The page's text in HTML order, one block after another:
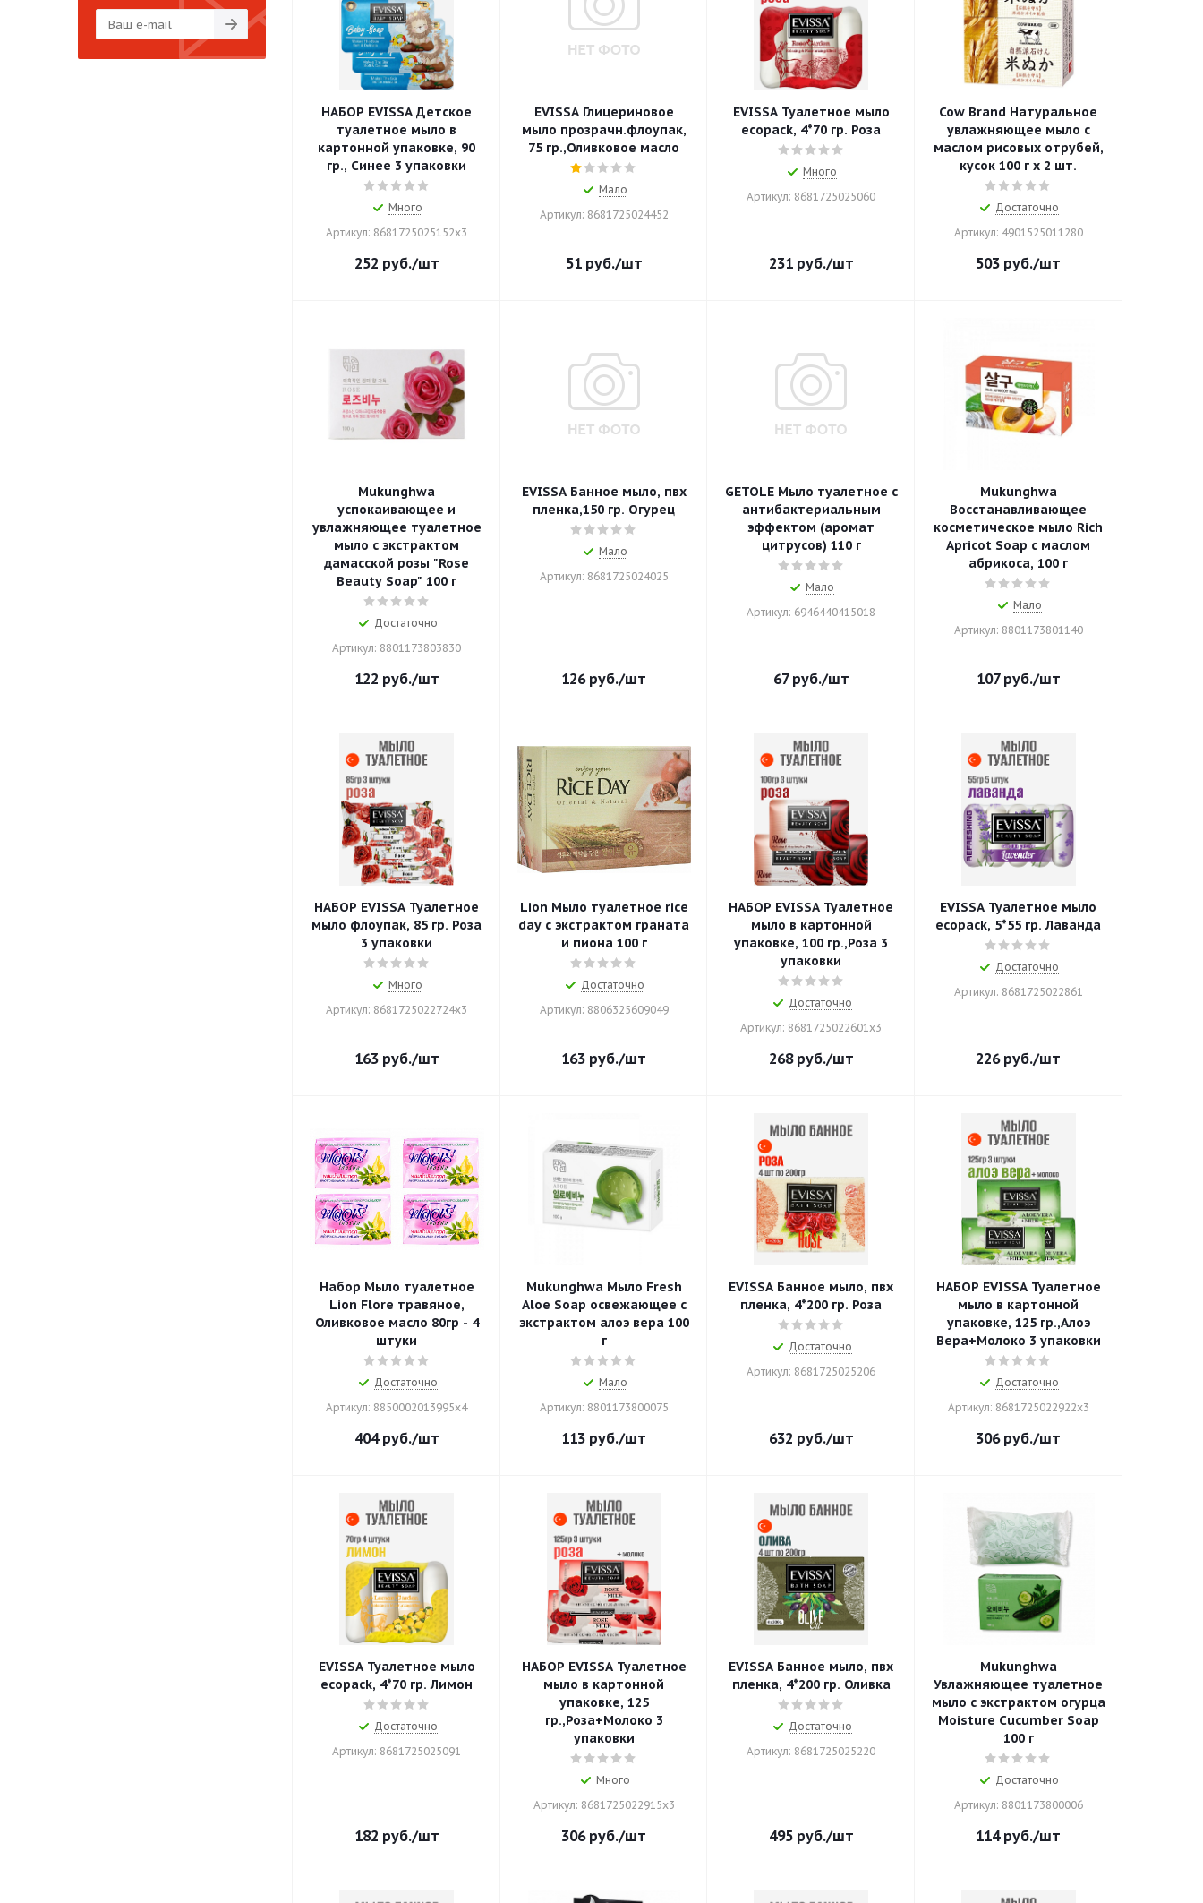
НАБОР EVISSA Детское
туалетное мыло в
картонной упаковке, 90
гр., Синее 3 упаковки
Много
Артикул: 8681725025152x3
252 руб./шт
EVISSA Глицериновое
мыло прозрачн.флоупак,
75 гр.,Оливковое масло
Мало
Артикул: 8681725024452
51руб./шт
EVISSA Туалетное мыло
ecopack, 4*70 гр. Роза
Много
Артикул: 8681725025060
231руб./шт
Cow Brand Натуральное
увлажняющее мыло с
маслом рисовых отрубей,
кусок 100 г х 2 шт.
Достаточно
Артикул: 4901525011280
503 руб./шт
Mukunghwa
успокаивающее и
увлажняющее туалетное
мыло с экстрактом
дамасской розы "Rose
Beauty Soap" 100 г
Достаточно
Артикул: 8801173803830
122 руб./шт
EVISSA Банное мыло, пвх
пленка,150 гр. Огурец
Мало
Артикул: 8681725024025
126руб./шт
GETOLE Мыло туалетное с
антибактериальным
эффектом (аромат
цитрусов) 110 г
Мало
Артикул: 6946440415018
67руб./шт
Mukunghwa
Восстанавливающее
косметическое мыло Rich
Apricot Soap с маслом
абрикоса, 100 г
Мало
Артикул: 8801173801140
107руб./шт
НАБОР EVISSA Туалетное
мыло флоупак, 85 гр. Роза
3 упаковки
Много
Артикул: 8681725022724x3
163руб./шт
Lion Mыло туалетное rice
day с экстрактом граната
и пиона 100 г
Достаточно
Артикул: 8806325609049
163 руб./шт
НАБОР EVISSA Туалетное
мыло в картонной
упаковке, 100 гр.,Роза 3
упаковки
Достаточно
Артикул: 8681725022601x3
268руб./шт
EVISSA Туалетное мыло
ecopack, 5*55 гр. Лаванда
Достаточно
Артикул: 8681725022861
226руб./шт
Набор Мыло туалетное
Lion Flore травяное,
Оливковое масло 80гр - 4
штуки
Достаточно
Артикул: 8850002013995x4
404руб./шт
Mukunghwa Мыло Fresh
Aloe Soap освежающее с
экстрактом алоэ вера 100
г
Мало
Артикул: 8801173800075
113 руб./шт
EVISSA Банное мыло, пвх
пленка, 4*200 гр. Роза
Достаточно
Артикул: 8681725025206
632 руб./шт
НАБОР EVISSA Туалетное
мыло в картонной
упаковке, 125 гр.,Алоэ
Вера+Молоко 3 упаковки
Достаточно
Артикул: 8681725022922x3
306руб./шт
EVISSA Туалетное мыло
ecopack, 4*70 гр. Лимон
Достаточно
Артикул: 8681725025091
182 руб./шт
НАБОР EVISSA Туалетное
мыло в картонной
упаковке, 125
гр.,Роза+Молоко 3
упаковки
Много
Артикул: 8681725022915x3
306руб./шт
EVISSA Банное мыло, пвх
пленка, 4*200 гр. Оливка
Достаточно
Артикул: 8681725025220
495руб./шт
Mukunghwa
Увлажняющее туалетное
мыло с экстрактом огурца
Moisture Cucumber Soap
100 г
Достаточно
Артикул: 8801173800006
114руб./шт